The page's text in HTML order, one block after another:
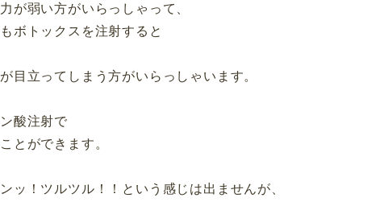
が弱い方がいらっしゃって、
ボトックスを注射すると
目立ってしまう方がいらっしゃいます。
酸注射で
とができます。
ッ！ツルツル！！という感じは出ませんが、